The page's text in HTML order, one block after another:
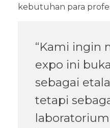
kebutuhan para
“Kami ingin
expo ini
sebagai
tetapi